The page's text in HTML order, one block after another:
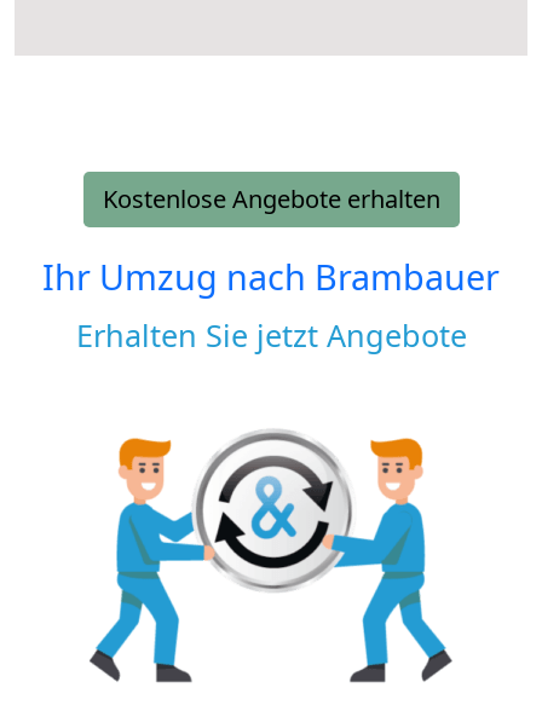
Kostenlose Angebote erhalten
Ihr Umzug nach Brambauer
Erhalten Sie jetzt Angebote